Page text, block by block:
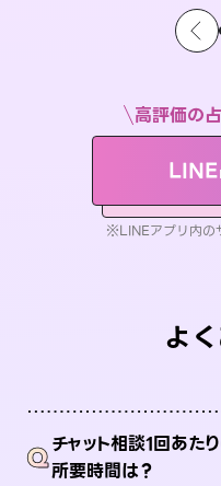
高評価の
LINE
※LINEアプリ内の
よ
Qチャット相談1回あた
所要時間は？